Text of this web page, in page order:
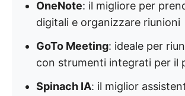
OneNote: il migliore per
digitali e organizzare riunioni
GoTo Meeting: ideale per
con strumenti integrati per il
Spinach IA: il miglior